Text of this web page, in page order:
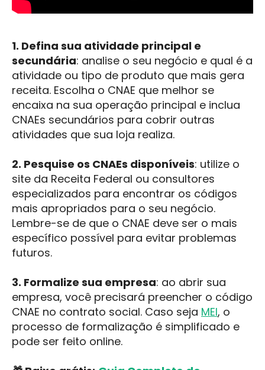
1. Defina sua atividade principal e
secundária: analise o seu negócio e qual é a
atividade ou tipo de produto que mais gera
receita. Escolha o CNAE que melhor se
encaixa na sua operação principal e inclua
CNAEs secundários para cobrir outras
atividades que sua loja realiza.
2. Pesquise os CNAEs disponíveis: utilize o
site da Receita Federal ou consultores
especializados para encontrar os códigos
mais apropriados para o seu negócio.
Lembre-se de que o CNAE deve ser o mais
específico possível para evitar problemas
futuros.
3. Formalize sua empresa: ao abrir sua
empresa, você precisará preencher o código
CNAE no contrato social. Caso seja MEI, o
processo de formalização é simplificado e
pode ser feito online.